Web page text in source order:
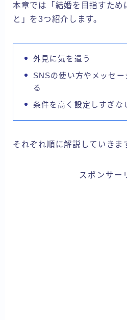
本章では「結婚を目指すため
と」を3つ紹介します。
外見に気を遣う
SNSの使い方やメッセ
る
条件を高く設定しすぎな
それぞれ順に解説していきま
スポンサー